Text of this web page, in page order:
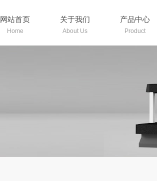
网站首页
Home
关于我们
About Us
产品中心
Product